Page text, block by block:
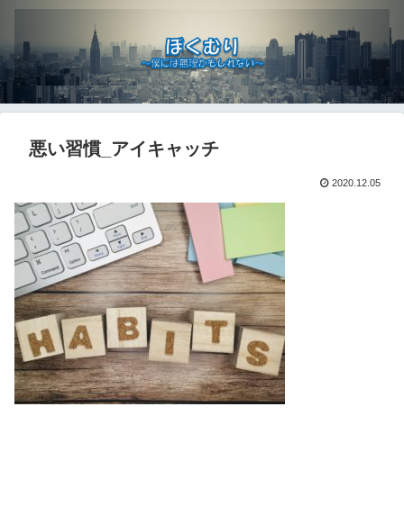
悪い習慣_アイキャッチ
2020.12.05